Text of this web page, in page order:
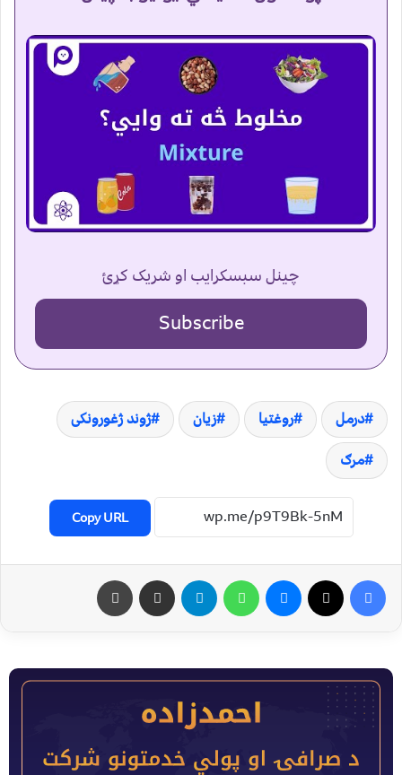
چینل سبسکرایب او شریک کړئ
Subscribe
درمل روغتيا زيان
ژوند ژغورونکی
مرګ
Copy URL